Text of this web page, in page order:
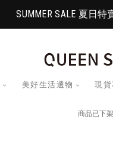
SUMMER SALE 夏日特
美好生活選物 現貨
商品已下架